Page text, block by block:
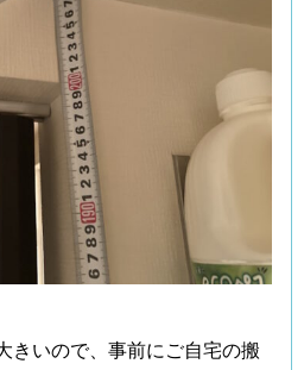
きいので、事前にご自宅の搬